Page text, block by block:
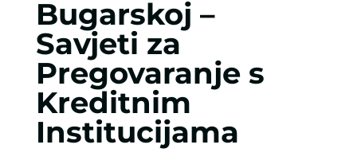
Bugarskoj –
Savjeti za
Pregovaranje s
Kreditnim
Institucijama